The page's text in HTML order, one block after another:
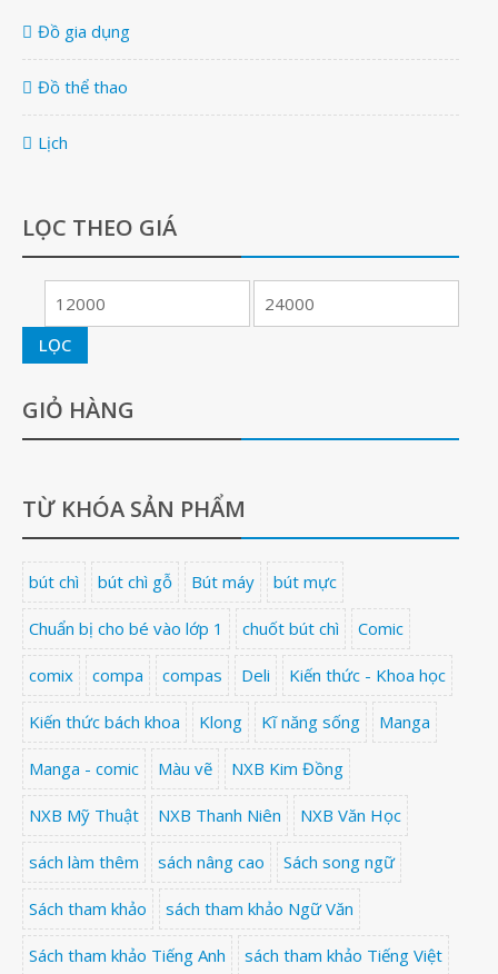
Đồ gia dụng
Đồ thể thao
Lịch
LỌC THEO GIÁ
LỌC
GIỎ HÀNG
TỪ KHÓA SẢN PHẨM
bút chì bút chì gỗ Bút máy bút mực
Chuẩn bị cho bé vào lớp 1 chuốt bút chì Comic
comix compa compas Deli Kiến thức - Khoa học
Kiến thức bách khoa Klong Kĩ năng sống Manga
Manga - comic Màu vẽ NXB Kim Đồng
NXB Mỹ Thuật NXB Thanh Niên NXB Văn Học
sách làm thêm sách nâng cao Sách song ngữ
Sách tham khảo sách tham khảo Ngữ Văn
Sách tham khảo Tiếng Anh sách tham khảo Tiếng Việt